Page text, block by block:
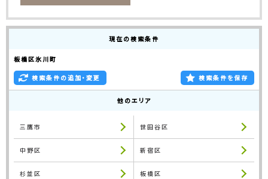
現在の検索条件
板橋区氷川町
検索条件の追加・変更 検索条件を保存
他のエリア
三鷹市 世田谷区
中野区 新宿区
杉並区 板橋区